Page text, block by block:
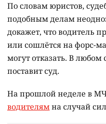
По словам юристов,
подобным делам
докажет, что водитель
или сошлётся на форс-
могут отказать. В любом
поставит суд.
На прошлой неделе в
водителямна случай